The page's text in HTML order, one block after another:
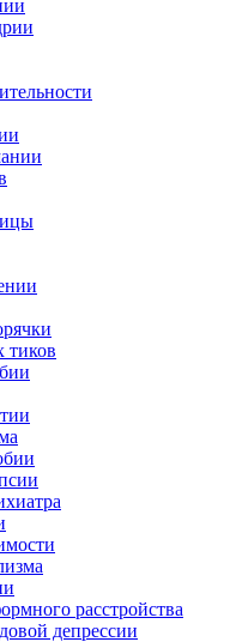
тиков
расстройства
депрессии